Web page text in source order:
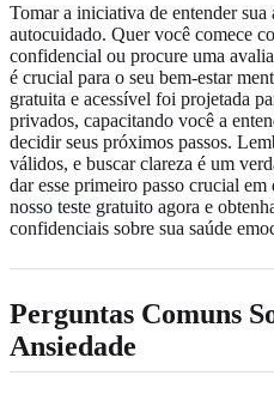
Tomar a iniciativa de entender sua
autocuidado. Quer você comece
confidencial ou procure uma
é crucial para o seu bem-estar
gratuita e acessível foi projetada
privados, capacitando você a
decidir seus próximos passos.
válidos, e buscar clareza é um
dar esse primeiro passo crucial em
nosso teste gratuito agora e
confidenciais sobre sua saúde
Perguntas Comuns
Ansiedade